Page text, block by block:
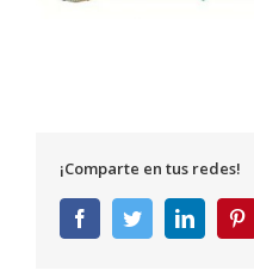
¡Comparte en tus redes!
FacebookTwitterLinkedIn